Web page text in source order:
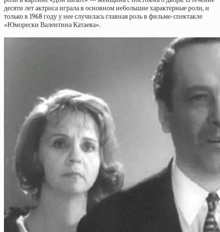
десяти лет актриса играла в основном небольшие характерные роли, и
только в 1968 году у нее случилась главная роль в фильме-спектакле
«Юморески Валентина Катаева».